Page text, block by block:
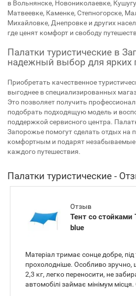
в Вольнянске, Новониколаевке,
Матвеевке, Каменке, Степногорске,
Михайловке, Днепровке и других
где ценят комфорт и свободу
Палатки туристические в
надежный выбор для ярких
Приобретать качественное
выгоднее в специализированных
Это позволяет получить
подобрать подходящую модель и
поддержкой сервисного центра.
Запорожье помогут сделать отдых на
комфортным и подарят незабываемые
каждого путешествия.
Палатки туристические -
Отзыв
Тент со стойками
blue
Матеріал тримає сонце добре, під
прохолодніше. Особливо зручно,
2,3 кг, легко переносити, не
автомобілі займає мінімум